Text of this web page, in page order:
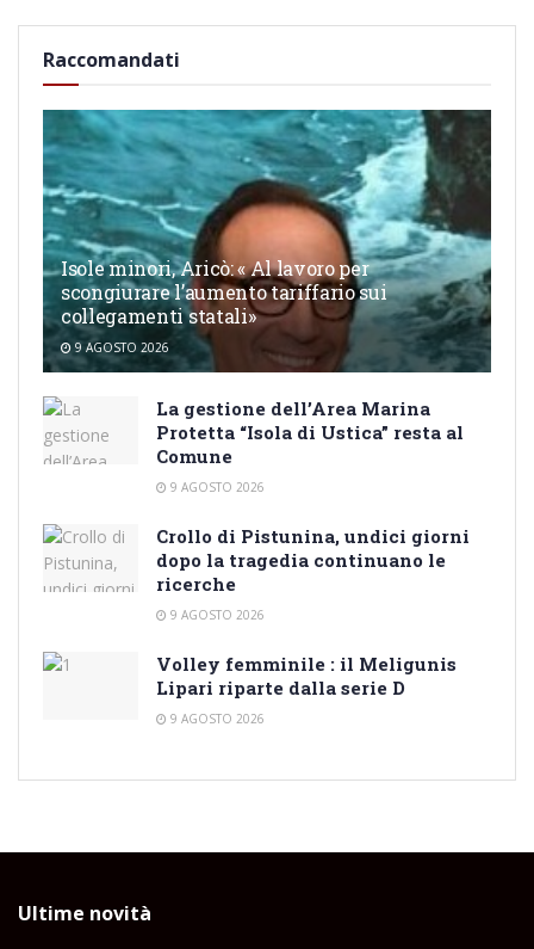
Raccomandati
Isole minori, Aricò: « Al lavoro per
scongiurare l’aumento tariffario sui
collegamenti statali»
9 AGOSTO 2026
La gestione dell’Area Marina
Protetta “Isola di Ustica” resta al
Comune
9 AGOSTO 2026
Crollo di Pistunina, undici giorni
dopo la tragedia continuano le
ricerche
9 AGOSTO 2026
Volley femminile : il Meligunis
Lipari riparte dalla serie D
9 AGOSTO 2026
Ultime novità